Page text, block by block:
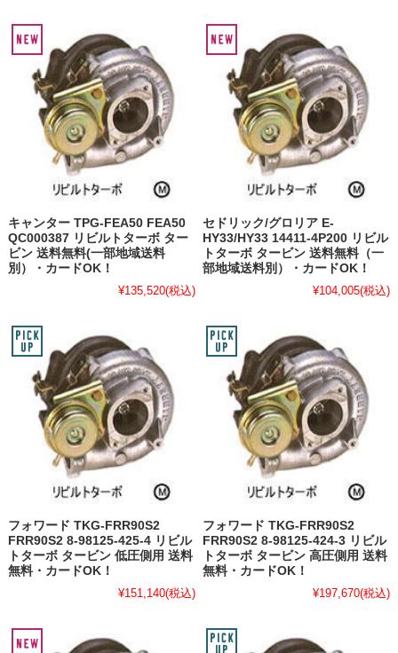
キャンター TPG-FEA50 FEA50
QC000387 リビルトターボ ター
ビン 送料無料(一部地域送料
別）・カードOK！
¥135,520(税込)
セドリック/グロリア E-
HY33/HY33 14411-4P200 リビル
トターボ タービン 送料無料（一
部地域送料別）・カードOK！
¥104,005(税込)
フォワード TKG-FRR90S2
FRR90S2 8-98125-425-4 リビル
トターボ タービン 低圧側用 送料
無料・カードOK！
¥151,140(税込)
フォワード TKG-FRR90S2
FRR90S2 8-98125-424-3 リビル
トターボ タービン 高圧側用 送料
無料・カードOK！
¥197,670(税込)